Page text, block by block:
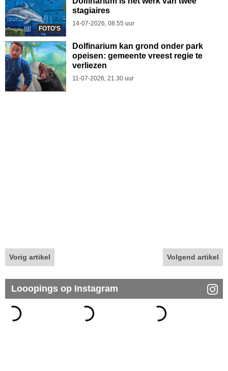
FOTO'S
stagiaires
14-07-2026, 08.55 uur
Dolfinarium kan grond onder park
opeisen: gemeente vreest regie te
verliezen
11-07-2026, 21.30 uur
Vorig artikel Volgend artikel
Looopings op Instagram